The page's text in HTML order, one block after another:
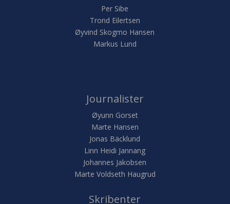
Per Sibe
Trond Eilertsen
Øyvind Skogmo Hansen
Markus Lund
Journalister
Øyunn Gorset
Marte Hansen
Jonas Bäcklund
Linn Heidi Jannang
Johannes Jakobsen
Marte Voldseth Haugrud
Skribenter